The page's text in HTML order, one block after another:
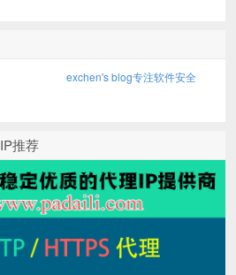
exchen's blog专注软件安全
推荐